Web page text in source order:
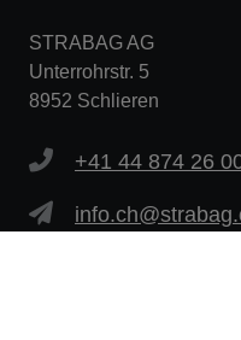
STRABAG AG
Unterrohrstr. 5
8952 Schlieren
+41 44 874 26